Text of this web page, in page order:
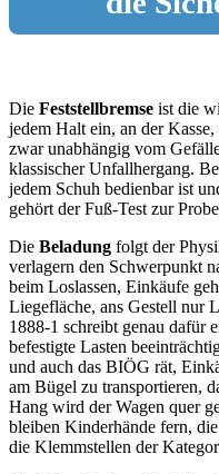
Die Feststellbremse ist die
jedem Halt ein, an der
zwar unabhängig vom
klassischer Unfallhergang.
jedem Schuh bedienbar ist
gehört der Fuß-Test zur
Die Beladung folgt der
verlagern den Schwerpunkt
beim Loslassen, Einkäufe
Liegefläche, ans Gestell nur
1888-1 schreibt genau dafür
befestigte Lasten
und auch das BIÖG rät,
am Bügel zu transportieren,
Hang wird der Wagen quer
bleiben Kinderhände fern,
die Klemmstellen der